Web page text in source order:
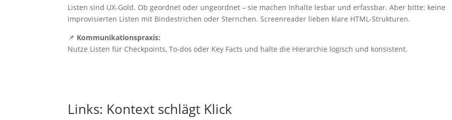
Listen sind UX-Gold. Ob geordnet oder ungeordnet – sie machen Inhalte lesbar und erfassbar. Aber bitte: keine
improvisierten Listen mit Bindestrichen oder Sternchen. Screenreader lieben klare HTML-Strukturen.
📌 Kommunikationspraxis:
Nutze Listen für Checkpoints, To-dos oder Key Facts und halte die Hierarchie logisch und konsistent.
Links: Kontext schlägt Klick